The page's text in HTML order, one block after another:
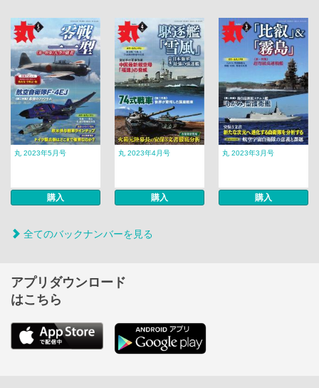
丸 2023年5月号
購入
丸 2023年4月号
購入
丸 2023年3月号
購入
全てのバックナンバーを見る
アプリダウンロード
はこちら